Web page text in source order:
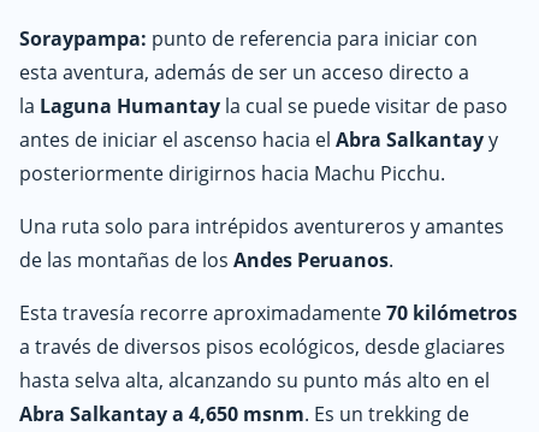
Soraypampa: punto de referencia para iniciar con
esta aventura, además de ser un acceso directo a
la Laguna Humantay la cual se puede visitar de paso
antes de iniciar el ascenso hacia el Abra Salkantayy
posteriormente dirigirnos hacia Machu Picchu.
Una ruta solo para intrépidos aventureros y amantes
de las montañas de los Andes Peruanos.
Esta travesía recorre aproximadamente70 kilómetros
a través de diversos pisos ecológicos, desde glaciares
hasta selva alta, alcanzando su punto más alto en el
Abra Salkantay a 4,650 msnm. Es un trekking de